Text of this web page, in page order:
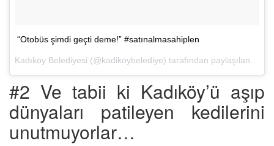
“Otobüs şimdi geçti deme!” #satınalmasahiplen
Kadıköy Belediyesi (@kadikoybelediye) tarafından paylaşılan bir fotoğraf (
#2 Ve tabii ki Kadıköy’ü aşıp
dünyaları patileyen kedilerini
unutmuyorlar…